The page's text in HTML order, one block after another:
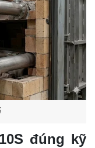
đúng kỹ